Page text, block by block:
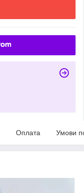
Оплата Умови